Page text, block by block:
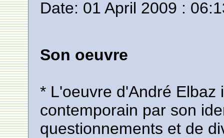
Date: 01 April 2009 :
Son oeuvre
* L'oeuvre d'André Elbaz
contemporain par son
questionnements et de